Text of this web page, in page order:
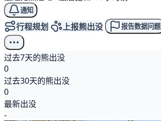
通知
行程规划 上报熊出没 报告数据问题
过去7天的熊出没
0
过去30天的熊出没
0
最新出没
-